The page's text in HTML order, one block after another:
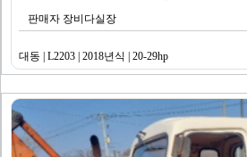
판매자 장비다실장
대동 | L2203 | 2018년식 | 20-29hp